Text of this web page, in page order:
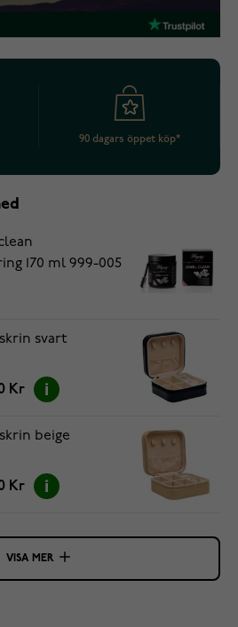
90 dagars öppet köp*
170 ml 999-005
svart
Kr
beige
Kr
VISA MER